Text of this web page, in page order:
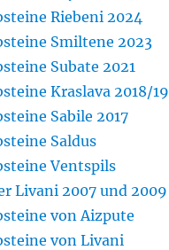
Riebeni 2024
Smiltene 2023
Subate 2021
Kraslava 2018/19
Sabile 2017
Saldus
Ventspils
Livani 2007 und 2009
von Aizpute
von Livani